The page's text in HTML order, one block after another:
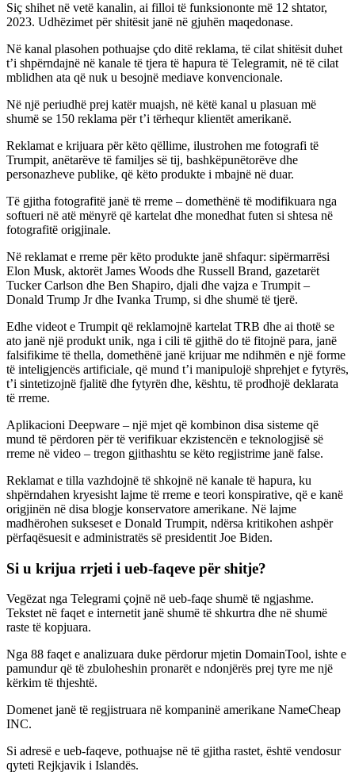
Siç shihet në vetë kanalin, ai filloi të funksiononte më 12 shtator,
2023. Udhëzimet për shitësit janë në gjuhën maqedonase.
Në kanal plasohen pothuajse çdo ditë reklama, të cilat shitësit duhet
t’i shpërndajnë në kanale të tjera të hapura të Telegramit, në të cilat
mblidhen ata që nuk u besojnë mediave konvencionale.
Në një periudhë prej katër muajsh, në këtë kanal u plasuan më
shumë se 150 reklama për t’i tërhequr klientët amerikanë.
Reklamat e krijuara për këto qëllime, ilustrohen me fotografi të
Trumpit, anëtarëve të familjes së tij, bashkëpunëtorëve dhe
personazheve publike, që këto produkte i mbajnë në duar.
Të gjitha fotografitë janë të rreme – domethënë të modifikuara nga
softueri në atë mënyrë që kartelat dhe monedhat futen si shtesa në
fotografitë origjinale.
Në reklamat e rreme për këto produkte janë shfaqur: sipërmarrësi
Elon Musk, aktorët James Woods dhe Russell Brand, gazetarët
Tucker Carlson dhe Ben Shapiro, djali dhe vajza e Trumpit –
Donald Trump Jr dhe Ivanka Trump, si dhe shumë të tjerë.
Edhe videot e Trumpit që reklamojnë kartelat TRB dhe ai thotë se
ato janë një produkt unik, nga i cili të gjithë do të fitojnë para, janë
falsifikime të thella, domethënë janë krijuar me ndihmën e një forme
të inteligjencës artificiale, që mund t’i manipulojë shprehjet e fytyrës,
t’i sintetizojnë fjalitë dhe fytyrën dhe, kështu, të prodhojë deklarata
të rreme.
Aplikacioni Deepware – një mjet që kombinon disa sisteme që
mund të përdoren për të verifikuar ekzistencën e teknologjisë së
rreme në video – tregon gjithashtu se këto regjistrime janë false.
Reklamat e tilla vazhdojnë të shkojnë në kanale të hapura, ku
shpërndahen kryesisht lajme të rreme e teori konspirative, që e kanë
origjinën në disa blogje konservatore amerikane. Në lajme
madhërohen sukseset e Donald Trumpit, ndërsa kritikohen ashpër
përfaqësuesit e administratës së presidentit Joe Biden.
Si u krijua rrjeti i ueb-faqeve për shitje?
Vegëzat nga Telegrami çojnë në ueb-faqe shumë të ngjashme.
Tekstet në faqet e internetit janë shumë të shkurtra dhe në shumë
raste të kopjuara.
Nga 88 faqet e analizuara duke përdorur mjetin DomainTool, ishte e
pamundur që të zbuloheshin pronarët e ndonjërës prej tyre me një
kërkim të thjeshtë.
Domenet janë të regjistruara në kompaninë amerikane NameCheap
INC.
Si adresë e ueb-faqeve, pothuajse në të gjitha rastet, është vendosur
qyteti Rejkjavik i Islandës.